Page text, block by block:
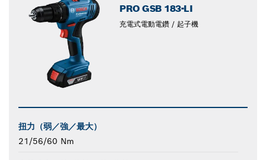
PRO GSB 183-LI
充電式電動電鑽 / 起子機
扭力（弱／強／最大）
21/56/60 Nm